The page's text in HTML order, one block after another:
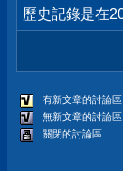
歷史記錄是在
有新文章的討論區
無新文章的討論區
關閉的討論區